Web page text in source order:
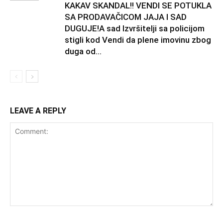
KAKAV SKANDAL!! VENDI SE POTUKLA
SA PRODAVAČICOM JAJA I SAD
DUGUJE!A sad Izvršitelji sa policijom
stigli kod Vendi da plene imovinu zbog
duga od...
LEAVE A REPLY